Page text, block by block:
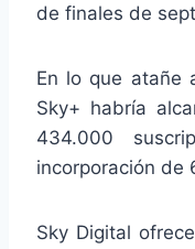
de finales de
En lo que atañe
Sky+ habría
434.000
incorporación de
Sky Digital